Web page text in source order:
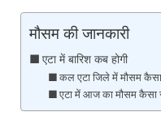
मौसम की जानकारी
एटा में बारिश कब होगी
कल एटा जिले में मौसम कैसा
एटा में आज का मौसम कैसा